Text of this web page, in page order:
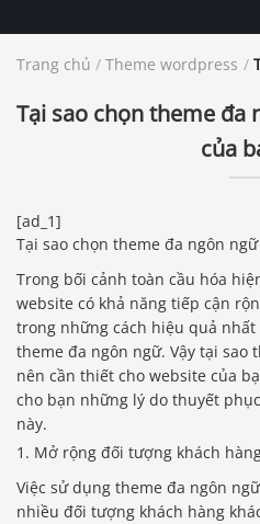
Trang chủ / Theme wordpress /
Tại sao chọn theme đa
của
[ad_1]
Tại sao chọn theme đa ngôn
Trong bối cảnh toàn cầu hóa
website có khả năng tiếp cận
trong những cách hiệu quả
theme đa ngôn ngữ. Vậy tại sao
nên cần thiết cho website của
cho bạn những lý do thuyết
này.
1. Mở rộng đối tượng khách
Việc sử dụng theme đa ngôn
nhiều đối tượng khách hàng